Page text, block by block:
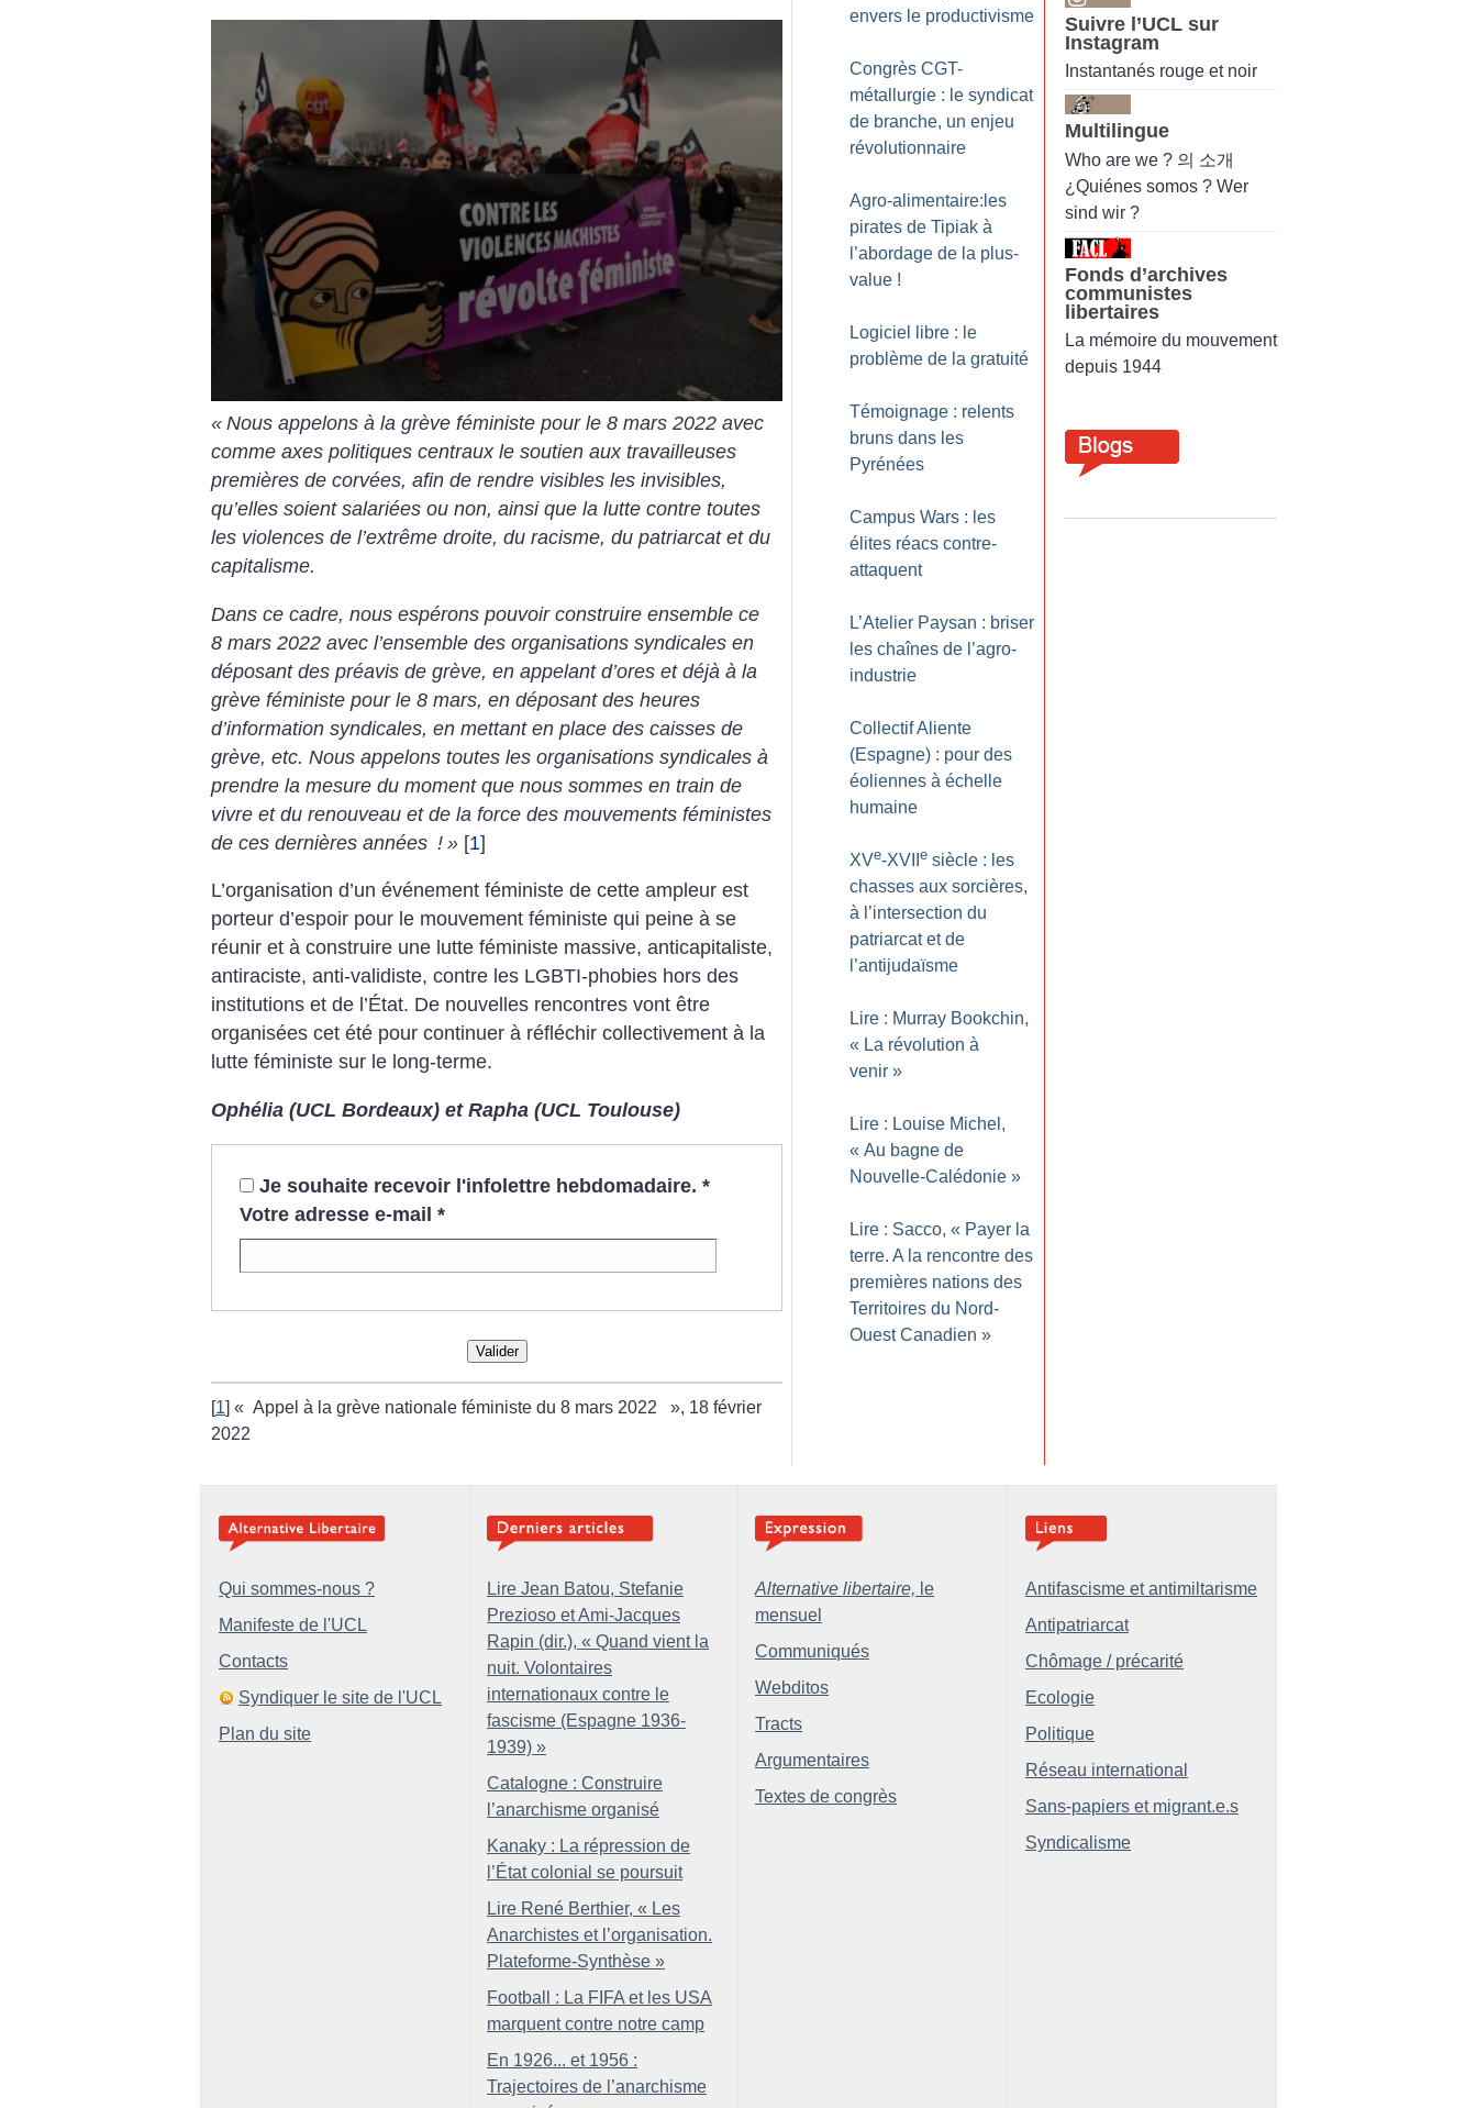
« Nous appelons à la grève féministe pour le 8 mars 2022 avec
comme axes politiques centraux le soutien aux travailleuses
premières de corvées, afin de rendre visibles les invisibles,
qu’elles soient salariées ou non, ainsi que la lutte contre toutes
les violences de l’extrême droite, du racisme, du patriarcat et du
capitalisme.
Dans ce cadre, nous espérons pouvoir construire ensemble ce
8 mars 2022 avec l’ensemble des organisations syndicales en
déposant des préavis de grève, en appelant d’ores et déjà à la
grève féministe pour le 8 mars, en déposant des heures
d’information syndicales, en mettant en place des caisses de
grève, etc. Nous appelons toutes les organisations syndicales à
prendre la mesure du moment que nous sommes en train de
vivre et du renouveau et de la force des mouvements féministes
de ces dernières années ! » [1]
L’organisation d’un événement féministe de cette ampleur est
porteur d’espoir pour le mouvement féministe qui peine à se
réunir et à construire une lutte féministe massive, anticapitaliste,
antiraciste, anti-validiste, contre les LGBTI-phobies hors des
institutions et de l’État. De nouvelles rencontres vont être
organisées cet été pour continuer à réfléchir collectivement à la
lutte féministe sur le long-terme.
Ophélia (UCL Bordeaux) et Rapha (UCL Toulouse)
Je souhaite recevoir l'infolettre hebdomadaire. *
Votre adresse e-mail *
Valider
1 « Appel à la grève nationale féministe du 8 mars 2022
», 18 février
2022
envers le productivisme
Congrès CGT-
métallurgie : le syndicat
de branche, un enjeu
révolutionnaire
Agro-alimentaire:les
pirates de Tipiak à
l’abordage de la plus-
value !
Logiciel libre : le
problème de la gratuité
Témoignage : relents
bruns dans les
Pyrénées
Campus Wars : les
élites réacs contre-
attaquent
L’Atelier Paysan : briser
les chaînes de l’agro-
industrie
Collectif Aliente
(Espagne) : pour des
éoliennes à échelle
humaine
XVe-XVII e siècle : les
chasses aux sorcières,
à l’intersection du
patriarcat et de
l’antijudaïsme
Lire : Murray Bookchin,
« La révolution à
venir »
Lire : Louise Michel,
« Au bagne de
Nouvelle-Calédonie »
Lire : Sacco, « Payer la
terre. A la rencontre des
premières nations des
Territoires du Nord-
Ouest Canadien »
Suivre l’UCL sur
Instagram
Instantanés rouge et noir
Multilingue
Who are we ? 의 소개
¿Quiénes somos ? Wer
sind wir ?
Fonds d’archives
communistes
libertaires
La mémoire du mouvement
depuis 1944
Qui sommes-nous ?
Manifeste de l'UCL
Contacts
Syndiquer le site de l'UCL
Plan du site
Lire Jean Batou, Stefanie
Prezioso et Ami-Jacques
Rapin (dir.), « Quand vient la
nuit. Volontaires
internationaux contre le
fascisme (Espagne 1936-
1939) »
Catalogne : Construire
l’anarchisme organisé
Kanaky : La répression de
l’État colonial se poursuit
Lire René Berthier, « Les
Anarchistes et l’organisation.
Plateforme-Synthèse »
Football : La FIFA et les USA
marquent contre notre camp
En 1926... et 1956 :
Trajectoires de l’anarchisme
Alternative libertaire, le
mensuel
Communiqués
Webditos
Tracts
Argumentaires
Textes de congrès
Antifascisme et antimiltarisme
Antipatriarcat
Chômage / précarité
Ecologie
Politique
Réseau international
Sans-papiers et migrant.e.s
Syndicalisme